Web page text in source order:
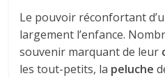
Le pouvoir réconfortant
largement l’enfance.
souvenir marquant de leur
les tout-petits, la peluche